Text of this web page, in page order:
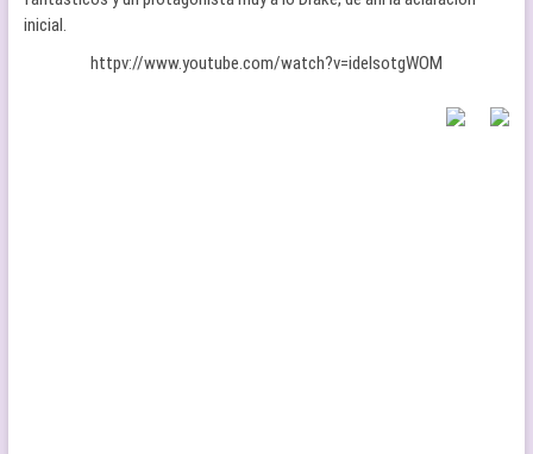
inicial.
httpv://www.youtube.com/watch?v=ideIsotgWOM